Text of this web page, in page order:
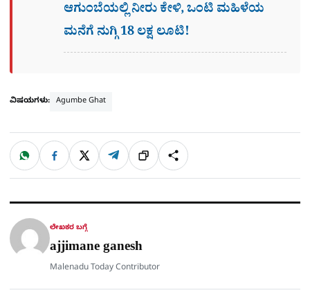
ಆಗುಂಬೆಯಲ್ಲಿ ನೀರು ಕೇಳಿ, ಒಂಟಿ ಮಹಿಳೆಯ
ಮನೆಗೆ ನುಗ್ಗಿ 18 ಲಕ್ಷ ಲೂಟಿ!
ವಿಷಯಗಳು: Agumbe Ghat
ಹಂಚಿಕೊಳ್ಳಿ
W
a
t
p
F
c
e
o
X T
l
e
a
ಲಿಂ
ಕ್
S
h
a
ಲೇಖಕರ ಬಗ್ಗೆ
ajjimane ganesh
Malenadu Today Contributor